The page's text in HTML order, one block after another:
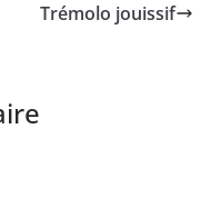
Trémolo jouissif